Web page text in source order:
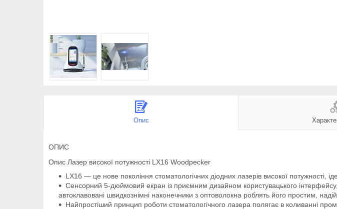
Опис
ОПИС
Опис Лазер високої потужності LX16 Woodpecker
LX16 — це нове покоління стоматологічних діодних лазерів високої потужності,
Сенсорний 5-дюймовий екран із приємним дизайном користувацького
автоклавовані швидкознімні наконечники з оптоволокна роблять його простим,
Найпростіший принцип роботи стоматологічного лазера полягає в коливанні